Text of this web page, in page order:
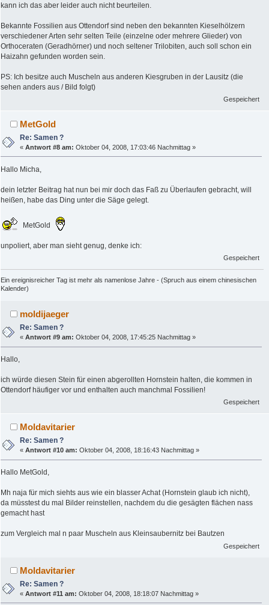
kann ich das aber leider auch nicht beurteilen.
Bekannte Fossilien aus Ottendorf sind neben den bekannten Kieselhölzern
verschiedener Arten sehr selten Teile (einzelne oder mehrere Glieder) von
Orthoceraten (Geradhörner) und noch seltener Trilobiten, auch soll schon ein
Haizahn gefunden worden sein.
PS: Ich besitze auch Muscheln aus anderen Kiesgruben in der Lausitz (die
sehen anders aus / Bild folgt)
Gespeichert
MetGold
Re: Samen ?
«Antwort #8 am: Oktober 04, 2008, 17:03:46 Nachmittag »
Hallo Micha,
dein letzter Beitrag hat nun bei mir doch das Faß zu Überlaufen gebracht, will
heißen, habe das Ding unter die Säge gelegt.
MetGold
unpoliert, aber man sieht genug, denke ich:
Gespeichert
Ein ereignisreicher Tag ist mehr als namenlose Jahre - (Spruch aus einem chinesischen
Kalender)
moldijaeger
Re: Samen ?
«Antwort #9 am: Oktober 04, 2008, 17:45:25 Nachmittag »
Hallo,
ich würde diesen Stein für einen abgerollten Hornstein halten, die kommen in
Ottendorf häufiger vor und enthalten auch manchmal Fossilien!
Gespeichert
Moldavitarier
Re: Samen ?
«Antwort #10 am: Oktober 04, 2008, 18:16:43 Nachmittag »
Hallo MetGold,
Mh naja für mich siehts aus wie ein blasser Achat (Hornstein glaub ich nicht),
da müsstest du mal Bilder reinstellen, nachdem du die gesägten flächen nass
gemacht hast
zum Vergleich mal n paar Muscheln aus Kleinsaubernitz bei Bautzen
Gespeichert
Moldavitarier
Re: Samen ?
«Antwort #11 am: Oktober 04, 2008, 18:18:07 Nachmittag »